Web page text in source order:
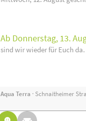
Ab Donnerstag, 13.
sind wir wieder für Euch da.
Aqua Terra · Schnaitheimer